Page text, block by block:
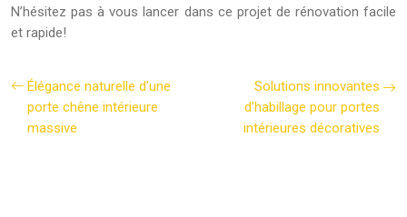
N’hésitez pas à vous lancer dans ce projet de rénovation facile
et rapide!
Élégance naturelle d’une
porte chêne intérieure
massive
Solutions innovantes
d’habillage pour portes
intérieures décoratives